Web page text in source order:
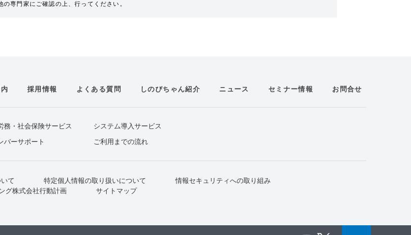
の専門家にご確認の上、行ってください。
採用情報 よくある質問 しのびちゃん紹介 ニュース セミナー情報 お問合せ
務・社会保険サービス
システム導入サービス
バーサポート ご利用までの流れ
て 特定個人情報の取り扱いについて
情報セキュリティへの取り組み
グ株式会社行動計画 サイトマップ